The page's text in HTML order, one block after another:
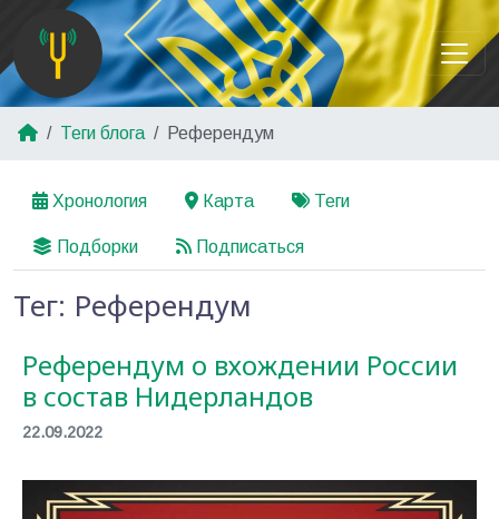
Теги блога Референдум
Хронология Карта Теги
Подборки Подписаться
Тег: Референдум
Референдум о вхождении России
в состав Нидерландов
22.09.2022